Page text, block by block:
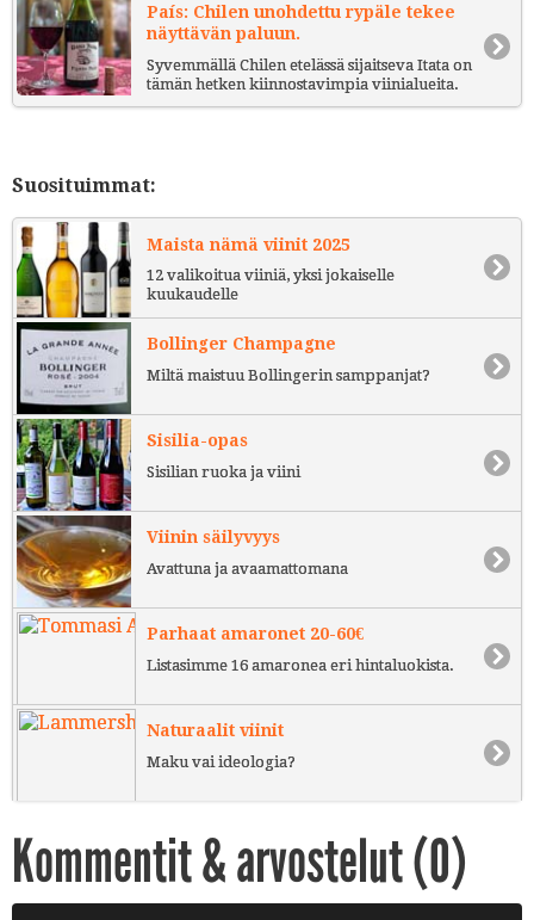
País: Chilen unohdettu rypäle tekee
näyttävän paluun.
Syvemmällä Chilen etelässä sijaitseva Itata on
tämän hetken kiinnostavimpia viinialueita.
Suosituimmat:
Maista nämä viinit 2025
12 valikoitua viiniä, yksi jokaiselle
kuukaudelle
Bollinger Champagne
Miltä maistuu Bollingerin samppanjat?
Sisilia-opas
Sisilian ruoka ja viini
Viinin säilyvyys
Avattuna ja avaamattomana
Parhaat amaronet 20-60€
Listasimme 16 amaronea eri hintaluokista.
Naturaalit viinit
Maku vai ideologia?
Kommentit & arvostelut (0)